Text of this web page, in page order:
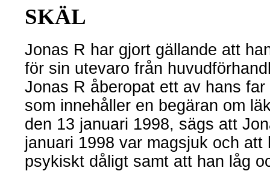
SKÄL
Jonas R har gjort gällande att
för sin utevaro från
Jonas R åberopat ett av hans
som innehåller en begäran om
den 13 januari 1998, sägs att
januari 1998 var magsjuk och
psykiskt dåligt samt att han låg